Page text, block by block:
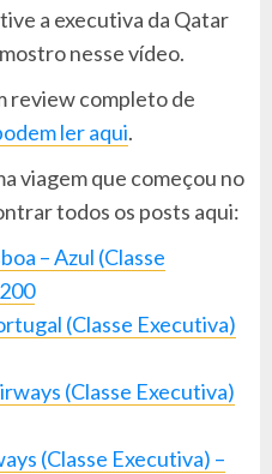
a executiva da Qatar
nesse vídeo.
review completo de
ler aqui.
viagem que começou no
todos os posts aqui:
– Azul (Classe
(Classe Executiva)
(Classe Executiva)
(Classe Executiva) –